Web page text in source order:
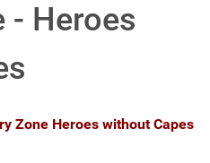
- Heroes
Zone Heroes without Capes